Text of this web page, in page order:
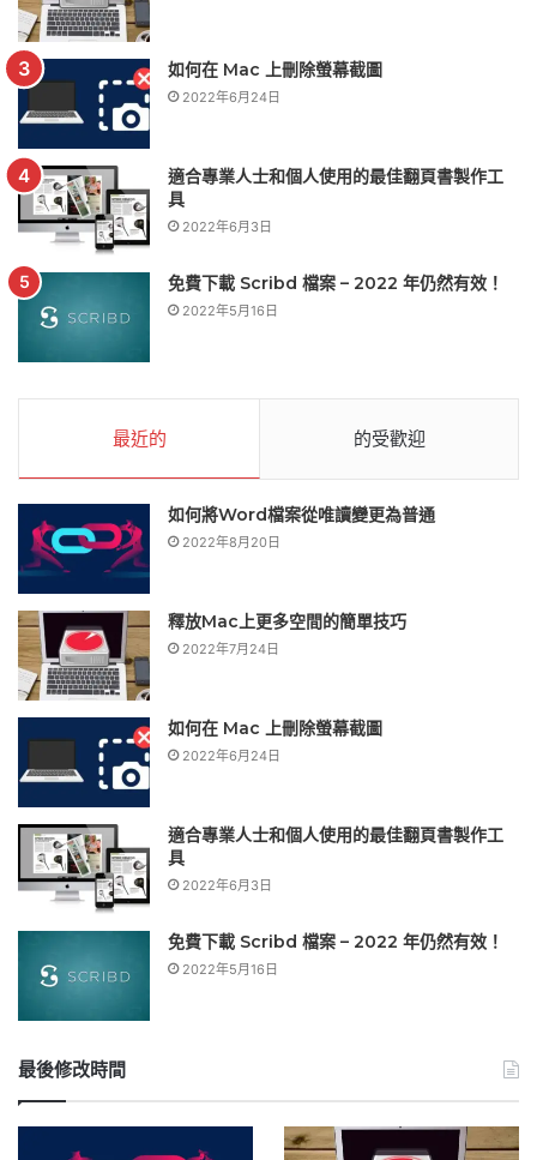
如何在 Mac 上刪除螢幕截圖
2022年6月24日
適合專業人士和個人使用的最佳翻頁書製作工
具
2022年6月3日
免費下載 Scribd 檔案 – 2022 年仍然有效！
2022年5月16日
最近的 的受歡迎
如何將Word檔案從唯讀變更為普通
2022年8月20日
釋放Mac上更多空間的簡單技巧
2022年7月24日
如何在 Mac 上刪除螢幕截圖
2022年6月24日
適合專業人士和個人使用的最佳翻頁書製作工
具
2022年6月3日
免費下載 Scribd 檔案 – 2022 年仍然有效！
2022年5月16日
最後修改時間